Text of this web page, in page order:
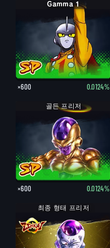
Gamma 1
×600 0.0124%
골든 프리저
×600 0.0124%
최종 형태 프리저
최종 형태 프리저